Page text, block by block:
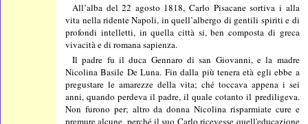
All’alba del 22 agosto 1818, Carlo Pisacane sortiva i alla
vita nella ridente Napoli, in quell’albergo di gentili spiriti e di
profondi intelletti, in quella città si, ben composta di greca
vivacità e di romana sapienza.
Il padre fu il duca Gennaro di san Giovanni, e la madre
Nicolina Basile De Luna. Fin dalla più tenera età egli ebbe a
pregustare le amarezze della vita; ché toccava appena i sei
anni, quando perdeva il padre, il quale cotanto il prediligeva.
Non furono per; altro da donna Nicolina risparmiate cure e
premure alcune, perché il suo Carlo ricevesse quell'educazione